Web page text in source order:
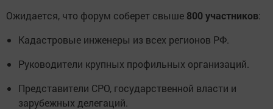
Ожидается, что форум соберет свыше 800 участников:
Кадастровые инженеры из всех регионов РФ.
Руководители крупных профильных организаций.
Представители СРО, государственной власти и
зарубежных делегаций.